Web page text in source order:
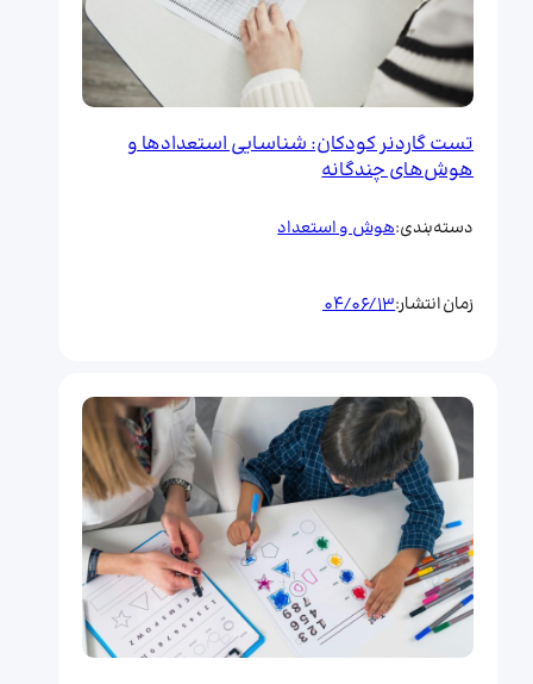
تست گاردنر کودکان: شناسایی استعدادها و
هوش‌های چندگانه
دسته‌بندی:هوش و استعداد
زمان انتشار:04/06/13